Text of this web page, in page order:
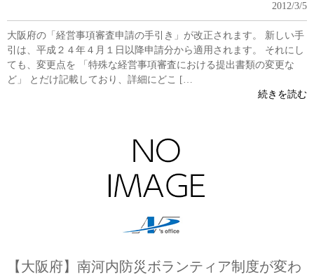
2012/3/5
大阪府の「経営事項審査申請の手引き」が改正されます。 新しい手
引は、平成２４年４月１日以降申請分から適用されます。 それにし
ても、変更点を 「特殊な経営事項審査における提出書類の変更な
ど」 とだけ記載しており、詳細にどこ […
続きを読む
【大阪府】南河内防災ボランティア制度が変わ